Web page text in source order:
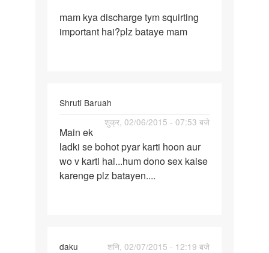
mam
kya
mam kya discharge tym squirting
important hai?plz bataye mam
Shruti Baruah
शुक्र, 02/06/2015 - 07:53 बजे
Main
ek
ladki
se
Main ek
ladki se bohot pyar karti hoon aur
wo v karti hai...hum dono sex kaise
karenge plz batayen....
daku शनि, 02/07/2015 - 12:19 बजे